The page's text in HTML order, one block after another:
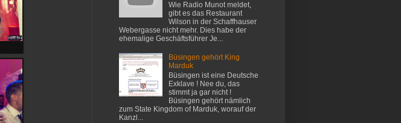
Wie Radio Munot meldet,
gibt es das Restaurant
Wilson in der Schaffhauser
Webergasse nicht mehr. Dies habe der
ehemalige Geschäftsführer Je...
Büsingen gehört King
Marduk
Büsingen ist eine Deutsche
Exklave ! Nee du, das
stimmt ja gar nicht !
Büsingen gehört nämlich
zum State Kingdom of Marduk, worauf der
Kanzl...